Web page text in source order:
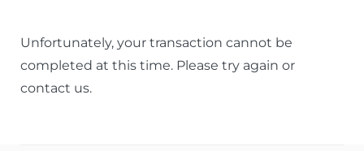
Unfortunately, your transaction cannot be
completed at this time. Please try again or
contact us.